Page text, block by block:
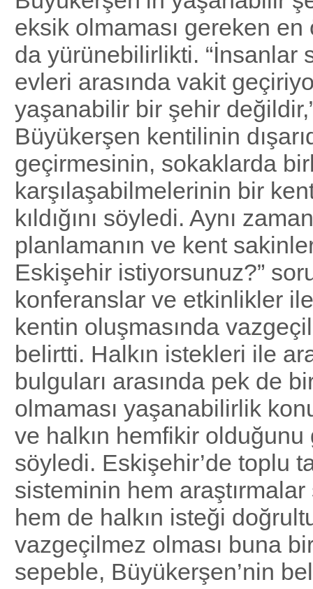
eksik olmaması gereken
da yürünebilirlikti. “İnsanlar
evleri arasında vakit
yaşanabilir bir şehir
Büyükerşen kentilinin
geçirmesinin, sokaklarda
karşılaşabilmelerinin bir
kıldığını söyledi. Aynı
planlamanın ve kent
Eskişehir istiyorsunuz?”
konferanslar ve etkinlikler
kentin oluşmasında
belirtti. Halkın istekleri ile
bulguları arasında pek de
olmaması yaşanabilirlik
ve halkın hemfikir
söyledi. Eskişehir’de toplu
sisteminin hem
hem de halkın isteği
vazgeçilmez olması buna
sepeble, Büyükerşen’nin